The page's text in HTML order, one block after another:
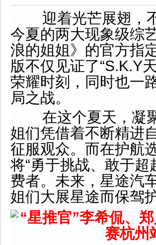
迎着光芒展翅，不
今夏的两大现象级
浪的姐姐》的官方指
版不仅见证了“S.K.Y
荣耀时刻，同时也一
局之战。
在这个夏天，凝聚
姐们凭借着不断精进
征服观众。而在护航
将“勇于挑战、敢于
费者。未来，星途汽
姐们大展星途而保驾